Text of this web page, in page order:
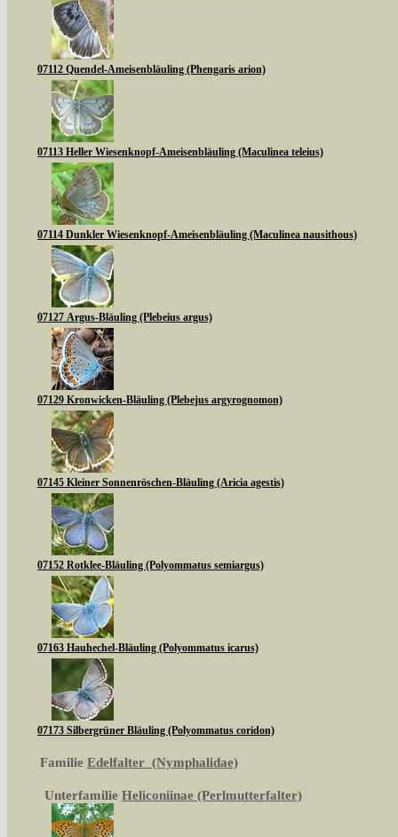
07112 Quendel-Ameisenbläuling (Phengaris arion)
07113 Heller Wiesenknopf-Ameisenbläuling (Maculinea teleius)
07114 Dunkler Wiesenknopf-Ameisenbläuling (Maculinea nausithous)
07127 Argus-Bläuling (Plebeius argus)
07129 Kronwicken-Bläuling (Plebejus argyrognomon)
07145 Kleiner Sonnenröschen-Bläuling (Aricia agestis)
07152 Rotklee-Bläuling (Polyommatus semiargus)
07163 Hauhechel-Bläuling (Polyommatus icarus)
07173 Silbergrüner Bläuling (Polyommatus coridon)
Familie Edelfalter (Nymphalidae)
Unterfamilie Heliconiinae (Perlmutterfalter)